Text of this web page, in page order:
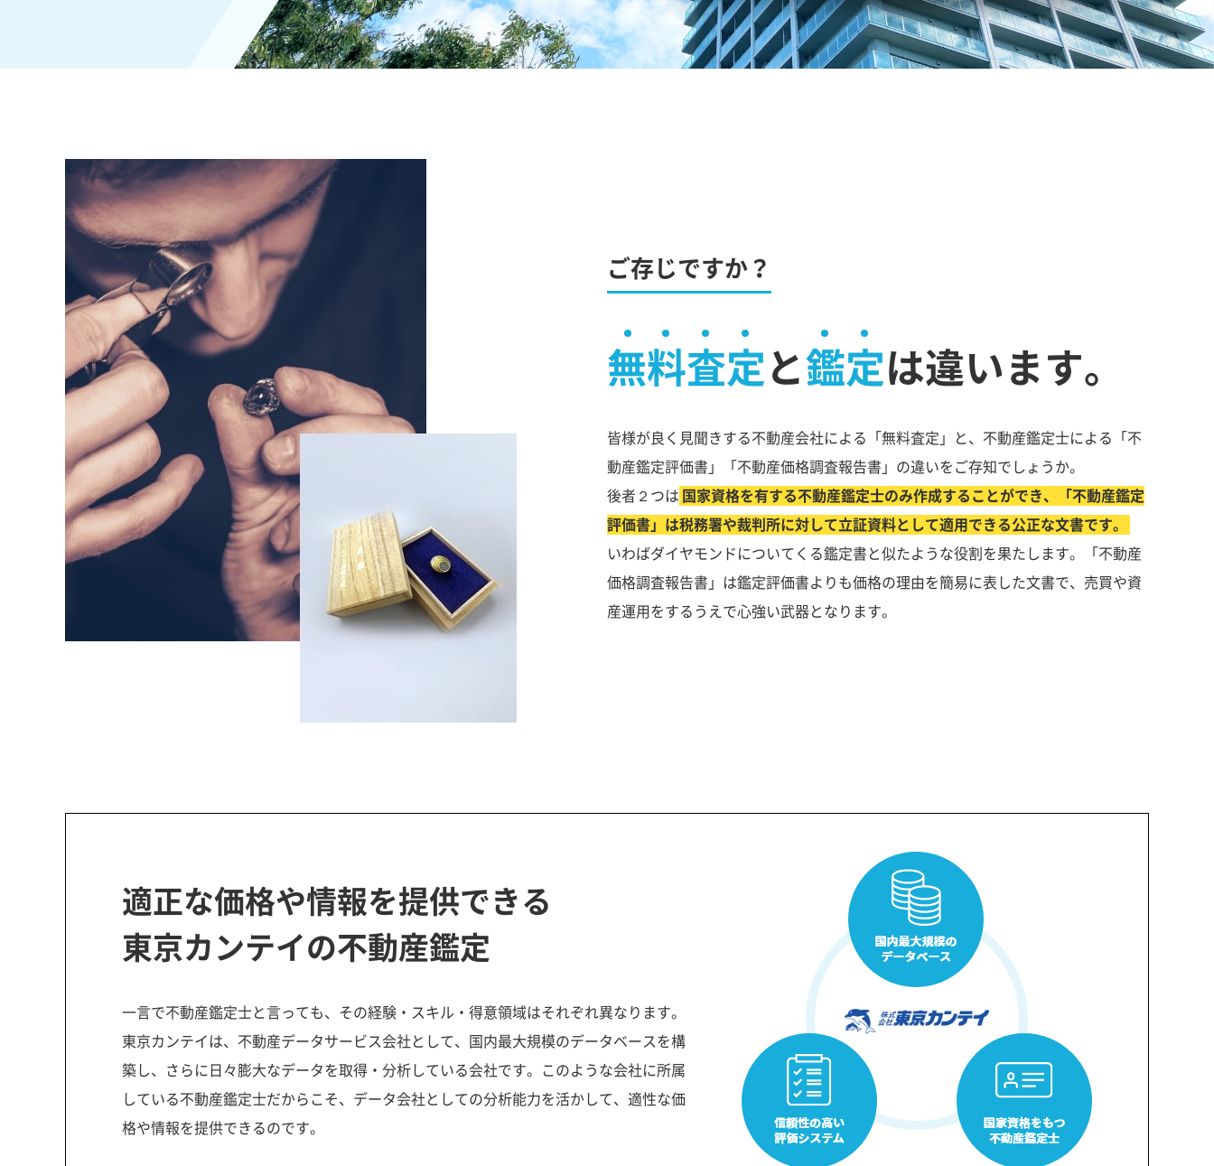
ご存じですか？
無料査定と鑑定は違います。
皆様が良く見聞きする不動産会社による「無料査定」と、不動産鑑定士による「不
動産鑑定評価書」「不動産価格調査報告書」の違いをご存知でしょうか。
後者２つは 国家資格を有する不動産鑑定士のみ作成することができ、「不動産鑑定
評価書」は税務署や裁判所に対して立証資料として適用できる公正な文書です。
いわばダイヤモンドについてくる鑑定書と似たような役割を果たします。「不動産
価格調査報告書」は鑑定評価書よりも価格の理由を簡易に表した文書で、売買や資
産運用をするうえで心強い武器となります。
適正な価格や情報を提供できる
東京カンテイの不動産鑑定
一言で不動産鑑定士と言っても、その経験・スキル・得意領域はそれぞれ異なります。
東京カンテイは、不動産データサービス会社として、国内最大規模のデータベースを構
築し、さらに日々膨大なデータを取得・分析している会社です。このような会社に所属
している不動産鑑定士だからこそ、データ会社としての分析能力を活かして、適性な価
格や情報を提供できるのです。